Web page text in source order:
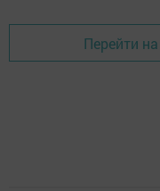
Перейти